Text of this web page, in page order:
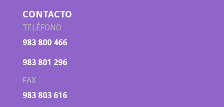
CONTACTO
TELÉFONO
983 800 466
983 801 296
FAX
983 803 616